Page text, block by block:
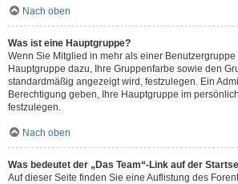
Nach oben
Was ist eine Hauptgruppe?
Wenn Sie Mitglied in mehr als einer Benutzergruppe
Hauptgruppe dazu, Ihre Gruppenfarbe sowie den
standardmäßig angezeigt wird, festzulegen. Ein
Berechtigung geben, Ihre Hauptgruppe im
festzulegen.
Nach oben
Was bedeutet der „Das Team“-Link auf der
Auf dieser Seite finden Sie eine Auflistung des